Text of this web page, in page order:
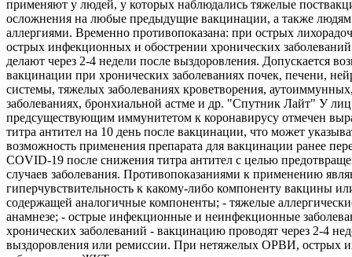
применяют у людей, у которых наблюдались тяжелые
осложнения на любые предыдущие вакцинации, а также
аллергиями. Временно противопоказана: при острых
острых инфекционных и обострении хронических
делают через 2-4 недели после выздоровления. Допускается
вакцинации при хронических заболеваниях почек, печени,
системы, тяжелых заболеваниях кроветворения,
заболеваниях, бронхиальной астме и др. "Спутник Лайт" У
предсуществующим иммунитетом к коронавирусу отмечен
титра антител на 10 день после вакцинации, что может
возможность применения препарата для вакцинации ранее
COVID-19 после снижения титра антител с целью
случаев заболевания. Противопоказаниями к применению
гиперчувствительность к какому-либо компоненту вакцины
содержащей аналогичные компоненты; - тяжелые
анамнезе; - острые инфекционные и неинфекционные
хронических заболеваний - вакцинацию проводят через 2-4
выздоровления или ремиссии. При нетяжелых ОРВИ, острых